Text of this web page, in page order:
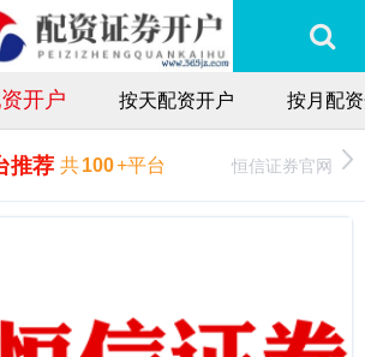
开户 按天配资开户 按月配
推荐 共100+平台 恒信证券官网